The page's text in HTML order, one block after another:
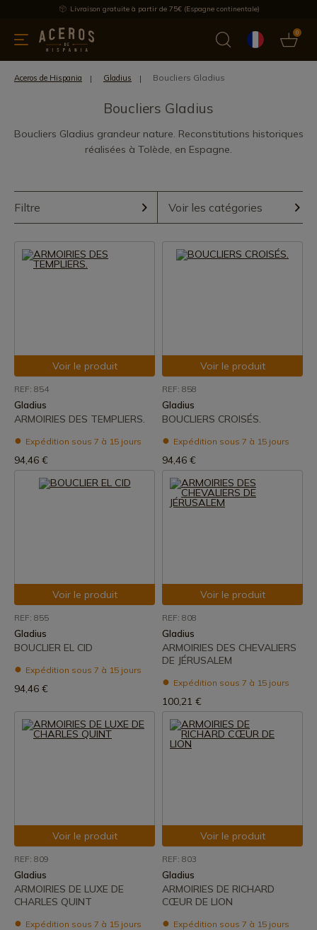
Livraison gratuite à partir de 75€ (Espagne continentale)
0
de cuisine Offre Dernières nouvelles Meilleures ventes
Aceros de Hispania Gladius Boucliers Gladius
Boucliers Gladius
Boucliers Gladius grandeur nature. Reconstitutions historiques
réalisées à Tolède, en Espagne.
Filtre Voir les catégories
Voir le produit
REF: 854
Gladius
ARMOIRIES DES TEMPLIERS.
Expédition sous 7 à 15 jours
94,46 €
Voir le produit
REF: 858
Gladius
BOUCLIERS CROISÉS.
Expédition sous 7 à 15 jours
94,46 €
Voir le produit
REF: 855
Gladius
BOUCLIER EL CID
Expédition sous 7 à 15 jours
94,46 €
Voir le produit
REF: 808
Gladius
ARMOIRIES DES CHEVALIERS
DE JÉRUSALEM
Expédition sous 7 à 15 jours
100,21 €
Voir le produit
REF: 809
Gladius
ARMOIRIES DE LUXE DE
CHARLES QUINT
Expédition sous 7 à 15 jours
Voir le produit
REF: 803
Gladius
ARMOIRIES DE RICHARD
CŒUR DE LION
Expédition sous 7 à 15 jours